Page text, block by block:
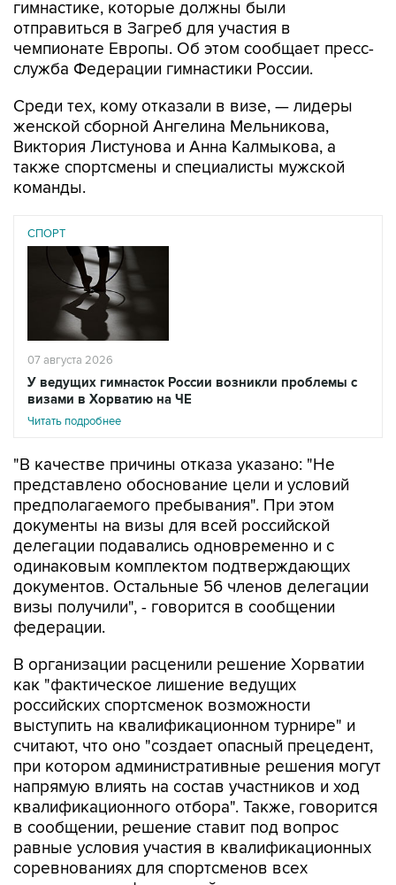
гимнастике, которые должны были
отправиться в Загреб для участия в
чемпионате Европы. Об этом сообщает пресс-
служба Федерации гимнастики России.
Среди тех, кому отказали в визе, — лидеры
женской сборной Ангелина Мельникова,
Виктория Листунова и Анна Калмыкова, а
также спортсмены и специалисты мужской
команды.
СПОРТ
07 августа 2026
У ведущих гимнасток России возникли проблемы с
визами в Хорватию на ЧЕ
Читать подробнее
"В качестве причины отказа указано: "Не
представлено обоснование цели и условий
предполагаемого пребывания". При этом
документы на визы для всей российской
делегации подавались одновременно и с
одинаковым комплектом подтверждающих
документов. Остальные 56 членов делегации
визы получили", - говорится в сообщении
федерации.
В организации расценили решение Хорватии
как "фактическое лишение ведущих
российских спортсменок возможности
выступить на квалификационном турнире" и
считают, что оно "создает опасный прецедент,
при котором административные решения могут
напрямую влиять на состав участников и ход
квалификационного отбора". Также, говорится
в сообщении, решение ставит под вопрос
равные условия участия в квалификационных
соревнованиях для спортсменов всех